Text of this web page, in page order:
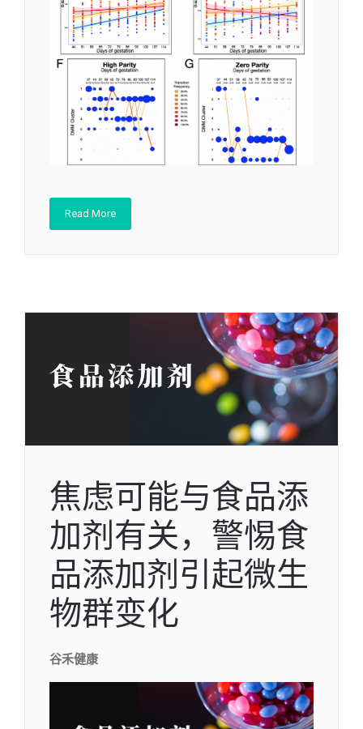
Read More
焦虑可能与食品添
加剂有关，警惕食
品添加剂引起微生
物群变化
谷禾健康